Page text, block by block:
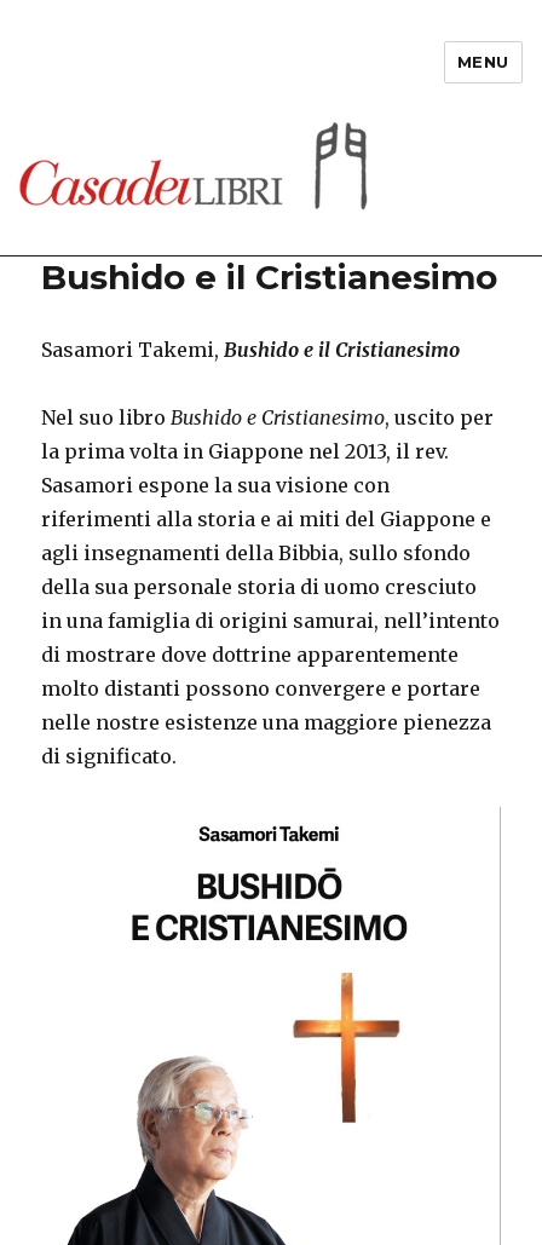
MENU
Bushido e il Cristianesimo
Sasamori Takemi, Bushido e il Cristianesimo
Nel suo libro Bushido e Cristianesimo, uscito per
la prima volta in Giappone nel 2013, il rev.
Sasamori espone la sua visione con
riferimenti alla storia e ai miti del Giappone e
agli insegnamenti della Bibbia, sullo sfondo
della sua personale storia di uomo cresciuto
in una famiglia di origini samurai, nell’intento
di mostrare dove dottrine apparentemente
molto distanti possono convergere e portare
nelle nostre esistenze una maggiore pienezza
di significato.